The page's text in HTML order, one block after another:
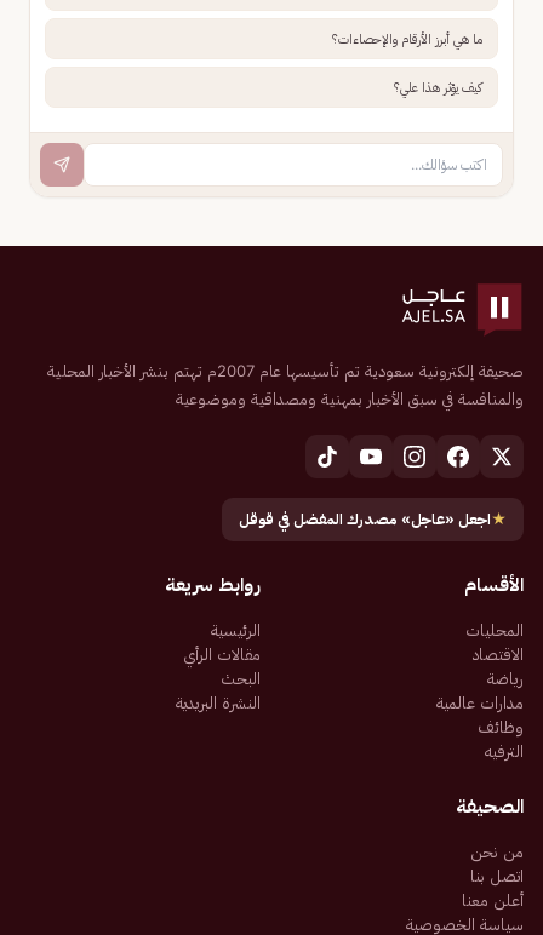
ما هي أبرز الأرقام والإحصاءات؟
كيف يؤثر هذا علي؟
صحيفة إلكترونية سعودية تم تأسيسها عام 2007م تهتم بنشر الأخبار المحلية
والمنافسة في سبق الأخبار بمهنية ومصداقية وموضوعية
★اجعل «عاجل» مصدرك المفضل في قوقل
الأقسام
المحليات
الاقتصاد
رياضة
مدارات عالمية
وظائف
الترفيه
روابط سريعة
الرئيسية
مقالات الرأي
البحث
النشرة البريدية
الصحيفة
من نحن
اتصل بنا
أعلن معنا
سياسة الخصوصية